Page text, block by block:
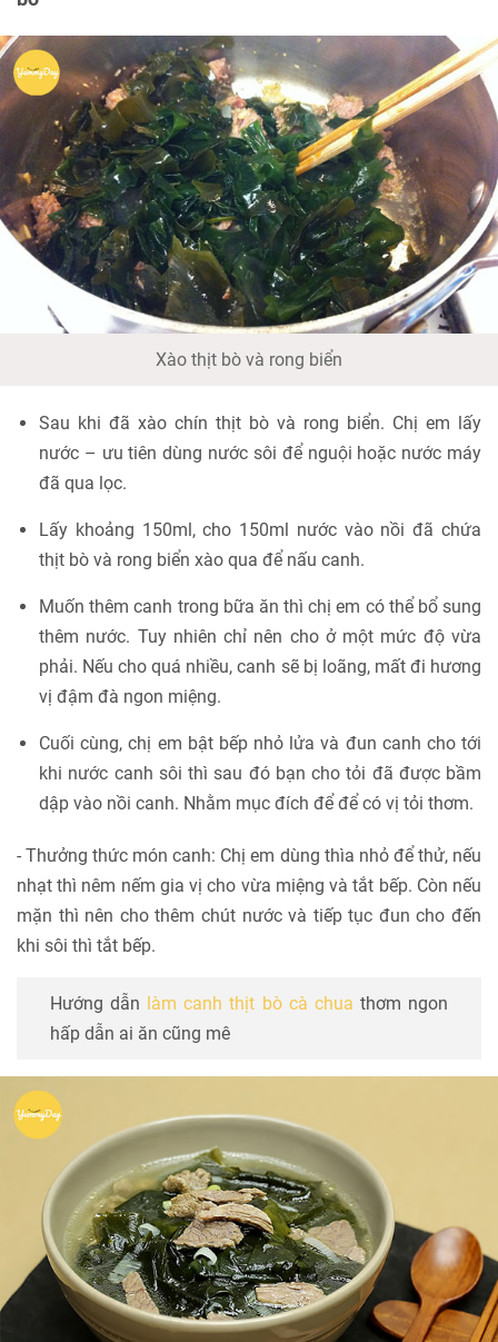
Xào thịt bò và rong biển
Sau khi đã xào chín thịt bò và rong biển. Chị em lấy
nước – ưu tiên dùng nước sôi để nguội hoặc nước máy
đã qua lọc.
Lấy khoảng 150ml, cho 150ml nước vào nồi đã chứa
thịt bò và rong biển xào qua để nấu canh.
Muốn thêm canh trong bữa ăn thì chị em có thể bổ sung
thêm nước. Tuy nhiên chỉ nên cho ở một mức độ vừa
phải. Nếu cho quá nhiều, canh sẽ bị loãng, mất đi hương
vị đậm đà ngon miệng.
Cuối cùng, chị em bật bếp nhỏ lửa và đun canh cho tới
khi nước canh sôi thì sau đó bạn cho tỏi đã được bầm
dập vào nồi canh. Nhằm mục đích để để có vị tỏi thơm.
- Thưởng thức món canh: Chị em dùng thìa nhỏ để thử, nếu
nhạt thì nêm nếm gia vị cho vừa miệng và tắt bếp. Còn nếu
mặn thì nên cho thêm chút nước và tiếp tục đun cho đến
khi sôi thì tắt bếp.
Hướng dẫn làm canh thịt bò cà chua thơm ngon
hấp dẫn ai ăn cũng mê